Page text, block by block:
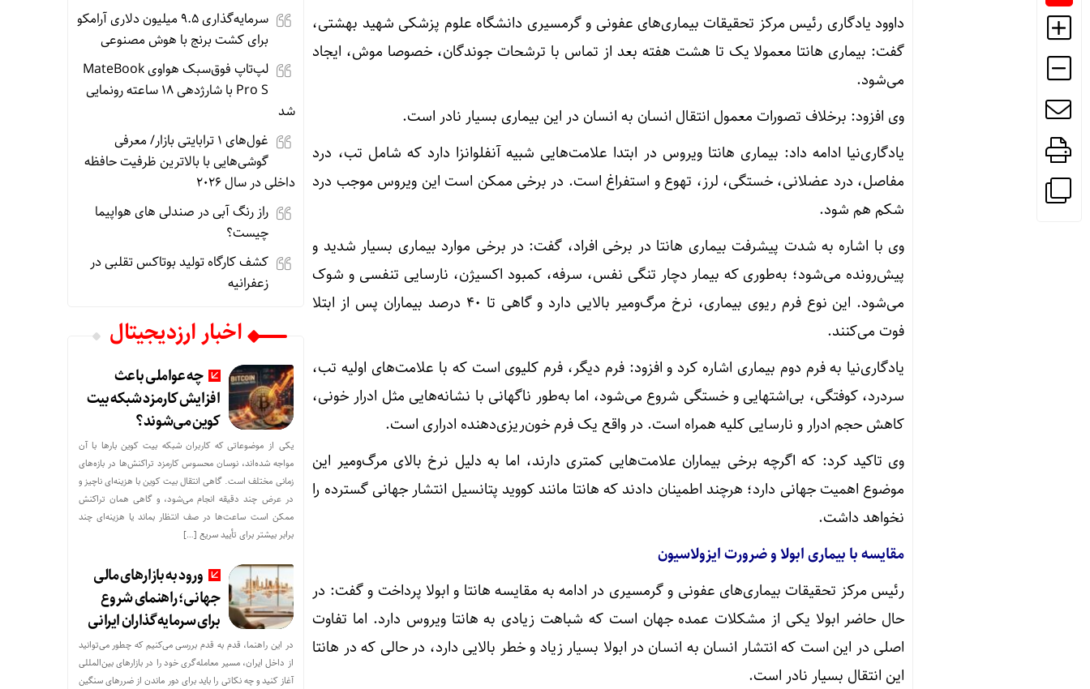
داوود یادگاری رئیس مرکز تحقیقات بیماری‌های عفونی و گرمسیری دانشگاه علوم پزشکی شهید بهشتی،
گفت: بیماری هانتا معمولا یک تا هشت هفته بعد از تماس با ترشحات جوندگان، خصوصا موش، ایجاد
می‌شود.
وی افزود: برخلاف تصورات معمول انتقال انسان به انسان در این بیماری بسیار نادر است.
یادگاری‌نیا ادامه داد: بیماری هانتا ویروس در ابتدا علامت‌هایی شبیه آنفلوانزا دارد که شامل تب، درد
مفاصل، درد عضلانی، خستگی، لرز، تهوع و استفراغ است. در برخی ممکن است این ویروس موجب درد
شکم هم شود.
وی با اشاره به شدت پیشرفت بیماری هانتا در برخی افراد، گفت: در برخی موارد بیماری بسیار شدید و
پیش‌رونده می‌شود؛ به‌طوری که بیمار دچار تنگی نفس، سرفه، کمبود اکسیژن، نارسایی تنفسی و شوک
می‌شود. این نوع فرم ریوی بیماری، نرخ مرگ‌ومیر بالایی دارد و گاهی تا ۴۰ درصد بیماران پس از ابتلا
فوت می‌کنند.
یادگاری‌نیا به فرم دوم بیماری اشاره کرد و افزود: فرم دیگر، فرم کلیوی است که با علامت‌های اولیه تب،
سردرد، کوفتگی، بی‌اشتهایی و خستگی شروع می‌شود، اما به‌طور ناگهانی با نشانه‌هایی مثل ادرار خونی،
کاهش حجم ادرار و نارسایی کلیه همراه است. در واقع یک فرم خون‌ریزی‌دهنده ادراری است.
وی تاکید کرد: که اگرچه برخی بیماران علامت‌هایی کمتری دارند، اما به دلیل نرخ بالای مرگ‌ومیر این
موضوع اهمیت جهانی دارد؛ هرچند اطمینان دادند که هانتا مانند کووید پتانسیل انتشار جهانی گسترده را
نخواهد داشت.
مقایسه با بیماری ابولا و ضرورت ایزولاسیون
رئیس مرکز تحقیقات بیماری‌های عفونی و گرمسیری در ادامه به مقایسه هانتا و ابولا پرداخت و گفت: در
حال حاضر ابولا یکی از مشکلات عمده جهان است که شباهت زیادی به هانتا ویروس دارد. اما تفاوت
اصلی در این است که انتشار انسان به انسان در ابولا بسیار زیاد و خطر بالایی دارد، در حالی که در هانتا
این انتقال بسیار نادر است.
سرمایه‌گذاری ۹.۵ میلیون دلاری آرامکو
برای کشت برنج با هوش مصنوعی
لپ‌تاپ فوق‌سبک هواوی MateBook
Pro S با شارژدهی ۱۸ ساعته رونمایی
شد
غول‌های ۱ ترابایتی بازار/ معرفی
گوشی‌هایی با بالاترین ظرفیت حافظه
داخلی در سال ۲۰۲۶
راز رنگ آبی در صندلی های هواپیما
چیست؟
کشف کارگاه تولید بوتاکس تقلبی در
زعفرانیه
اخبار ارزدیجیتال
چه عواملی باعث
افزایش کارمزد شبکه بیت
کوین می‌شوند؟
یکی از موضوعاتی که کاربران شبکه بیت کوین بارها با آن
مواجه شده‌اند، نوسان محسوس کارمزد تراکنش‌ها در بازه‌های
زمانی مختلف است. گاهی انتقال بیت کوین با هزینه‌ای ناچیز و
در عرض چند دقیقه انجام می‌شود، و گاهی همان تراکنش
ممکن است ساعت‌ها در صف انتظار بماند یا هزینه‌ای چند
برابر بیشتر برای تأیید سریع […]
ورود به بازارهای مالی
جهانی؛ راهنمای شروع
برای سرمایه‌گذاران ایرانی
در این راهنما، قدم به قدم بررسی می‌کنیم که چطور می‌توانید
از داخل ایران، مسیر معامله‌گری خود را در بازارهای بین‌المللی
آغاز کنید و چه نکاتی را باید برای دور ماندن از ضررهای سنگین